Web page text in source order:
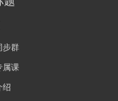
步群
属课
绍